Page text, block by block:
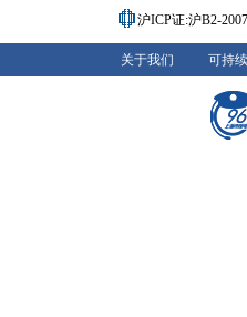
沪ICP证:沪B2-
关于我们 可持